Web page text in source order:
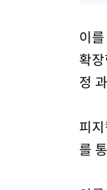
이
확
정
피
를